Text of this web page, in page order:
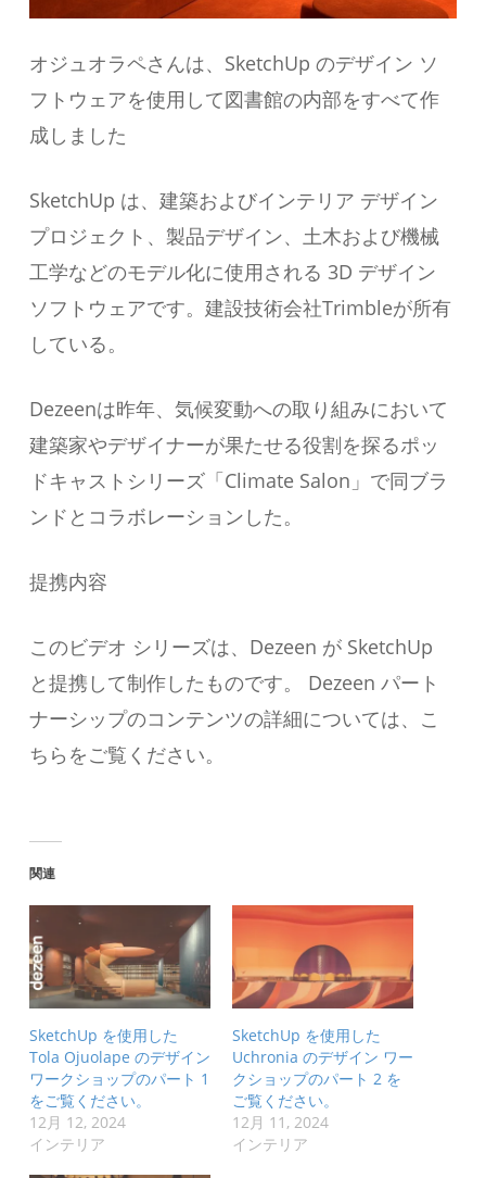
オジュオラペさんは、SketchUp のデザイン ソ
フトウェアを使用して図書館の内部をすべて作
成しました
SketchUp は、建築およびインテリア デザイン
プロジェクト、製品デザイン、土木および機械
工学などのモデル化に使用される 3D デザイン
ソフトウェアです。建設技術会社Trimbleが所有
している。
Dezeenは昨年、気候変動への取り組みにおいて
建築家やデザイナーが果たせる役割を探るポッ
ドキャストシリーズ「Climate Salon」で同ブラ
ンドとコラボレーションした。
提携内容
このビデオ シリーズは、Dezeen が SketchUp
と提携して制作したものです。 Dezeen パート
ナーシップのコンテンツの詳細については、こ
ちらをご覧ください。
関連
SketchUp を使用した
Tola Ojuolape のデザイン
ワークショップのパート 1
をご覧ください。
12月 12, 2024
インテリア
SketchUp を使用した
Uchronia のデザイン ワー
クショップのパート 2 を
ご覧ください。
12月 11, 2024
インテリア